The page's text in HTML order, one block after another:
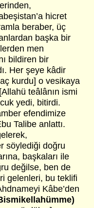
hicret
beraber, üç
başka bir
men
bildiren bir
Her şeye kâdir
kurdu] o vesikaya
[Allahü teâlânın ismi
yedi, bitirdi.
efendimize
Talibe anlattı.
söylediği doğru
başkaları ile
değilse, ben de
gelenleri, bu teklifi
Kâbe’den